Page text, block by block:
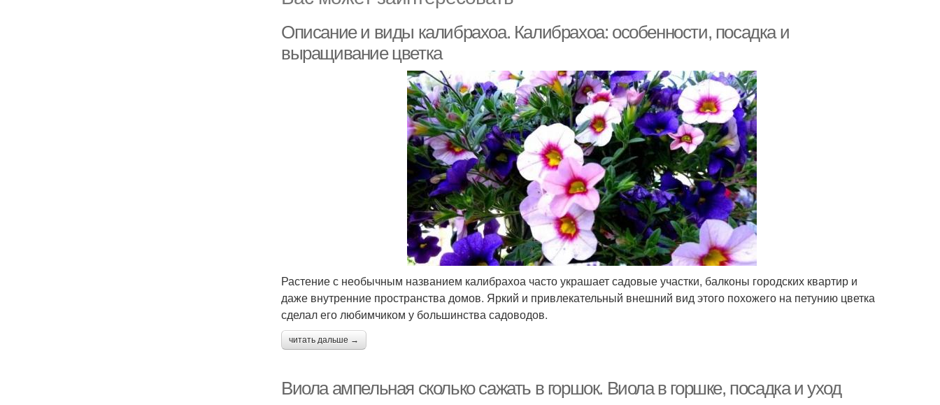
Описание и виды калибрахоа. Калибрахоа: особенности, посадка и
выращивание цветка
Растение с необычным названием калибрахоа часто украшает садовые участки, балконы городских квартир и
даже внутренние пространства домов. Яркий и привлекательный внешний вид этого похожего на петунию цветка
сделал его любимчиком у большинства садоводов.
читать дальше →
Виола ампельная сколько сажать в горшок. Виола в горшке, посадка и уход